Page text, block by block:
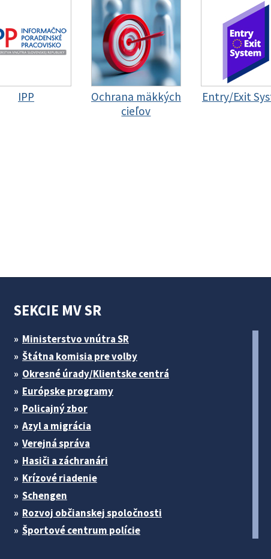
IPP
Ochrana mäkkých
cieľov
Entry/Exit
SEKCIE MV SR
Ministerstvo vnútra SR
Štátna komisia pre volby
Okresné úrady/Klientske centrá
Európske programy
Policajný zbor
Azyl a migrácia
Verejná správa
Hasiči a záchranári
Krízové riadenie
Schengen
Rozvoj občianskej spoločnosti
Športové centrum polície